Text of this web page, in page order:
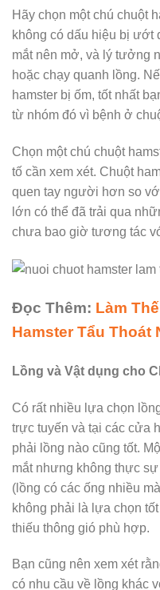
Hãy chọn một chú chuột
không có dấu hiệu bị ướt
mắt nên mở, và lý tưởng
hoặc chạy quanh lồng.
hamster bị ốm, tốt nhất
từ nhóm đó vì bệnh ở
Chọn một chú chuột
tố cần xem xét. Chuột
quen tay người hơn so
lớn có thể đã trải qua
chưa bao giờ tương tác
Đọc Thêm: Làm
Hamster Tẩu Thoát
Lồng và Vật dụng cho
Có rất nhiều lựa chọn
trực tuyến và tại các cửa
phải lồng nào cũng tốt.
mắt nhưng không thực
(lồng có các ống nhiều
không phải là lựa chọn
thiếu thông gió phù hợp.
Bạn cũng nên xem xét
có nhu cầu về lồng khác